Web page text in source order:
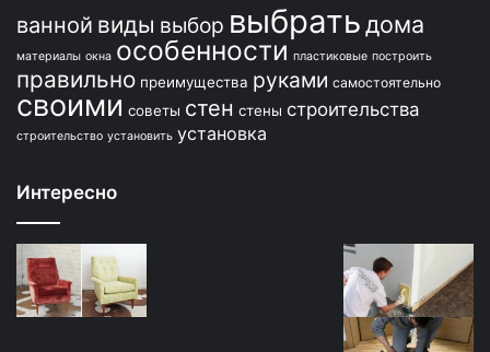
ванной виды выбор выбратьдома
материалы окна особенности пластиковые построить
правильно преимущества руками самостоятельно
своими советы стен стены строительства
строительство установить установка
Интересно